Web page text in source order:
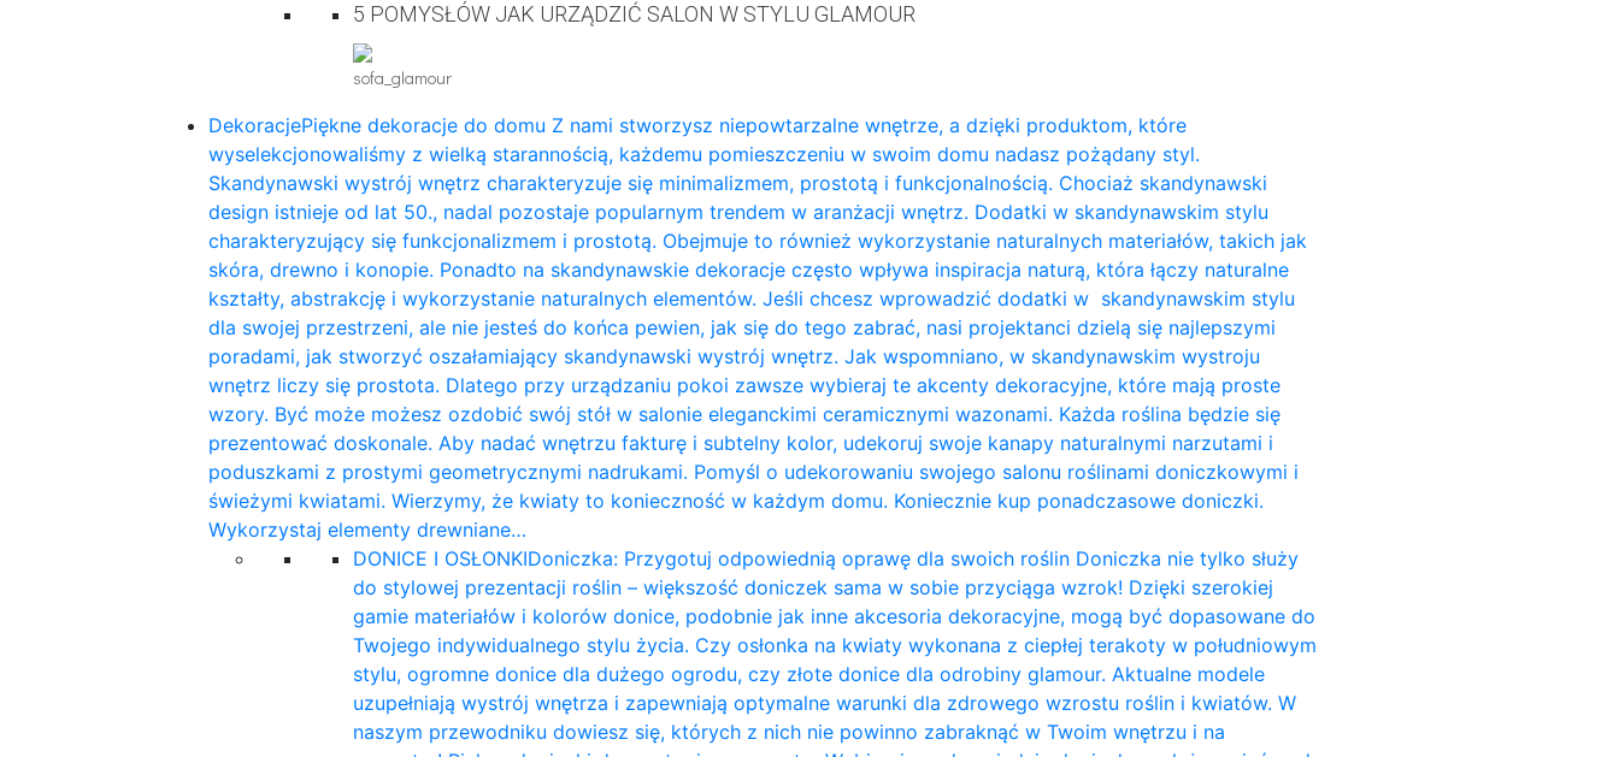
5 POMYSŁÓW JAK URZĄDZIĆ SALON W STYLU GLAMOUR
sofa_glamour
DekoracjePiękne dekoracje do domu Z nami stworzysz niepowtarzalne wnętrze, a dzięki produktom, które
wyselekcjonowaliśmy z wielką starannością, każdemu pomieszczeniu w swoim domu nadasz pożądany styl.
Skandynawski wystrój wnętrz charakteryzuje się minimalizmem, prostotą i funkcjonalnością. Chociaż skandynawski
design istnieje od lat 50., nadal pozostaje popularnym trendem w aranżacji wnętrz. Dodatki w skandynawskim stylu
charakteryzujący się funkcjonalizmem i prostotą. Obejmuje to również wykorzystanie naturalnych materiałów, takich jak
skóra, drewno i konopie. Ponadto na skandynawskie dekoracje często wpływa inspiracja naturą, która łączy naturalne
kształty, abstrakcję i wykorzystanie naturalnych elementów. Jeśli chcesz wprowadzić dodatki w skandynawskim stylu
dla swojej przestrzeni, ale nie jesteś do końca pewien, jak się do tego zabrać, nasi projektanci dzielą się najlepszymi
poradami, jak stworzyć oszałamiający skandynawski wystrój wnętrz. Jak wspomniano, w skandynawskim wystroju
wnętrz liczy się prostota. Dlatego przy urządzaniu pokoi zawsze wybieraj te akcenty dekoracyjne, które mają proste
wzory. Być może możesz ozdobić swój stół w salonie eleganckimi ceramicznymi wazonami. Każda roślina będzie się
prezentować doskonale. Aby nadać wnętrzu fakturę i subtelny kolor, udekoruj swoje kanapy naturalnymi narzutami i
poduszkami z prostymi geometrycznymi nadrukami. Pomyśl o udekorowaniu swojego salonu roślinami doniczkowymi i
świeżymi kwiatami. Wierzymy, że kwiaty to konieczność w każdym domu. Koniecznie kup ponadczasowe doniczki.
Wykorzystaj elementy drewniane…
DONICE I OSŁONKIDoniczka: Przygotuj odpowiednią oprawę dla swoich roślin Doniczka nie tylko służy
do stylowej prezentacji roślin – większość doniczek sama w sobie przyciąga wzrok! Dzięki szerokiej
gamie materiałów i kolorów donice, podobnie jak inne akcesoria dekoracyjne, mogą być dopasowane do
Twojego indywidualnego stylu życia. Czy osłonka na kwiaty wykonana z ciepłej terakoty w południowym
stylu, ogromne donice dla dużego ogrodu, czy złote donice dla odrobiny glamour. Aktualne modele
uzupełniają wystrój wnętrza i zapewniają optymalne warunki dla zdrowego wzrostu roślin i kwiatów. W
naszym przewodniku dowiesz się, których z nich nie powinno zabraknąć w Twoim wnętrzu i na